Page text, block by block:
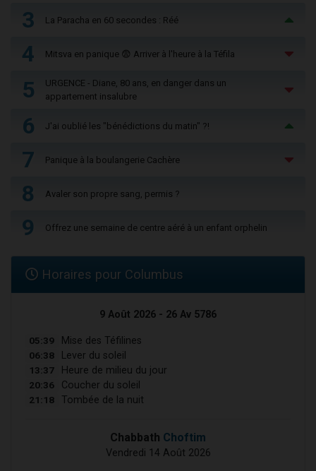
3 La Paracha en 60 secondes : Réé
4 Mitsva en panique 😨 Arriver à l'heure à la Téfila
5
URGENCE - Diane, 80 ans, en danger dans un
appartement insalubre
6 J'ai oublié les "bénédictions du matin" ?!
7 Panique à la boulangerie Cachère
8 Avaler son propre sang, permis ?
9 Offrez une semaine de centre aéré à un enfant orphelin
Horaires pour Columbus
9 Août 2026 - 26 Av 5786
05:39 Mise des Téfilines
06:38 Lever du soleil
13:37 Heure de milieu du jour
20:36 Coucher du soleil
21:18 Tombée de la nuit
Chabbath Choftim
Vendredi 14 Août 2026